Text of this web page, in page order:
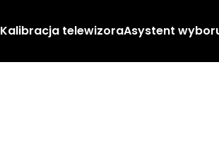
Kalibracja telewizoraAsystent